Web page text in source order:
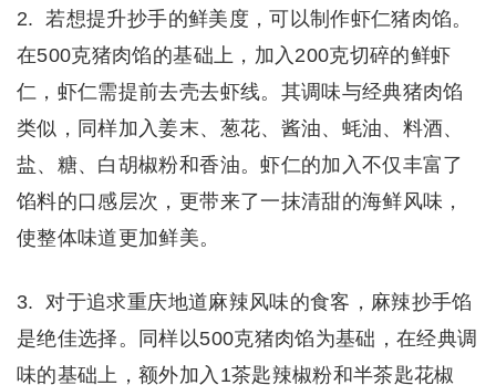
2. 若想提升抄手的鲜美度，可以制作虾仁猪肉馅。
在500克猪肉馅的基础上，加入200克切碎的鲜虾
仁，虾仁需提前去壳去虾线。其调味与经典猪肉馅
类似，同样加入姜末、葱花、酱油、蚝油、料酒、
盐、糖、白胡椒粉和香油。虾仁的加入不仅丰富了
馅料的口感层次，更带来了一抹清甜的海鲜风味，
使整体味道更加鲜美。
3. 对于追求重庆地道麻辣风味的食客，麻辣抄手馅
是绝佳选择。同样以500克猪肉馅为基础，在经典调
味的基础上，额外加入1茶匙辣椒粉和半茶匙花椒